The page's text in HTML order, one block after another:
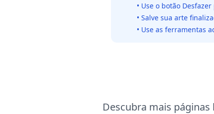
• Use o botão
• Salve sua arte
• Use as ferramentas
Descubra mais